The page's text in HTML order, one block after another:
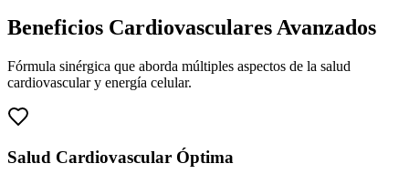
Beneficios Cardiovasculares Avanzados
Fórmula sinérgica que aborda múltiples aspectos de la salud
cardiovascular y energía celular.
Salud Cardiovascular Óptima